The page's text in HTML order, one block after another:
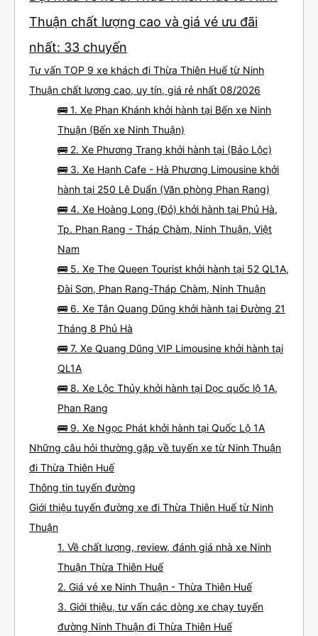
Thuận chất lượng cao và giá vé ưu đãi
nhất: 33 chuyến
Tư vấn TOP 9 xe khách đi Thừa Thiên Huế từ Ninh
Thuận chất lượng cao, uy tín, giá rẻ nhất 08/2026
🚌 1. Xe Phan Khánh khởi hành tại Bến xe Ninh
Thuận (Bến xe Ninh Thuận)
🚌 2. Xe Phương Trang khởi hành tại (Bảo Lộc)
🚌 3. Xe Hạnh Cafe - Hà Phương Limousine khởi
hành tại 250 Lê Duẩn (Văn phòng Phan Rang)
🚌 4. Xe Hoàng Long (Đỏ) khởi hành tại Phủ Hà,
Tp. Phan Rang - Tháp Chàm, Ninh Thuận, Việt
Nam
🚌 5. Xe The Queen Tourist khởi hành tại 52 QL1A,
Đài Sơn, Phan Rang-Tháp Chàm, Ninh Thuận
🚌 6. Xe Tân Quang Dũng khởi hành tại Đường 21
Tháng 8 Phủ Hà
🚌 7. Xe Quang Dũng VIP Limousine khởi hành tại
QL1A
🚌 8. Xe Lộc Thủy khởi hành tại Dọc quốc lộ 1A,
Phan Rang
🚌 9. Xe Ngọc Phát khởi hành tại Quốc Lộ 1A
Những câu hỏi thường gặp về tuyến xe từ Ninh Thuận
đi Thừa Thiên Huế
Thông tin tuyến đường
Giới thiệu tuyến đường xe đi Thừa Thiên Huế từ Ninh
Thuận
1. Về chất lượng, review, đánh giá nhà xe Ninh
Thuận Thừa Thiên Huế
2. Giá vé xe Ninh Thuận - Thừa Thiên Huế
3. Giới thiệu, tư vấn các dòng xe chạy tuyến
đường Ninh Thuận đi Thừa Thiên Huế